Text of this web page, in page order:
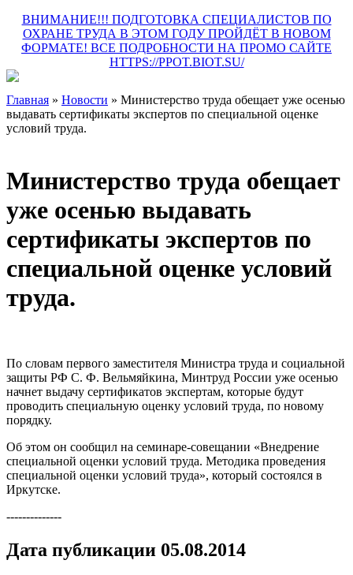
ВНИМАНИЕ!!! ПОДГОТОВКА СПЕЦИАЛИСТОВ ПО
ОХРАНЕ ТРУДА В ЭТОМ ГОДУ ПРОЙДЁТ В НОВОМ
ФОРМАТЕ! ВСЕ ПОДРОБНОСТИ НА ПРОМО САЙТЕ
HTTPS://PPOT.BIOT.SU/
Главная » Новости » Министерство труда обещает уже осенью
выдавать сертификаты экспертов по специальной оценке
условий труда.
Министерство труда обещает
уже осенью выдавать
сертификаты экспертов по
специальной оценке условий
труда.
По словам первого заместителя Министра труда и социальной
защиты РФ С. Ф. Вельмяйкина, Минтруд России уже осенью
начнет выдачу сертификатов экспертам, которые будут
проводить специальную оценку условий труда, по новому
порядку.
Об этом он сообщил на семинаре-совещании «Внедрение
специальной оценки условий труда. Методика проведения
специальной оценки условий труда», который состоялся в
Иркутске.
--------------
Дата публикации 05.08.2014